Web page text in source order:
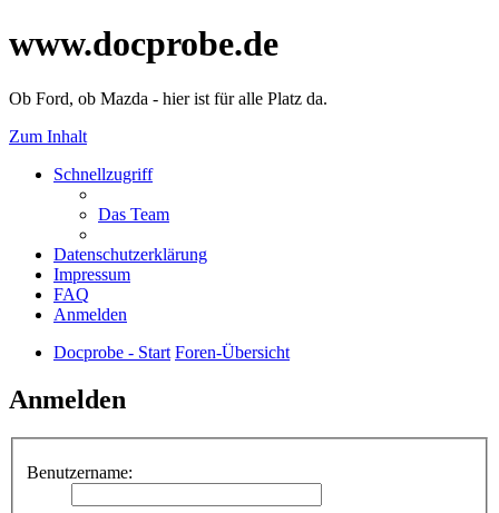
www.docprobe.de
Ob Ford, ob Mazda - hier ist für alle Platz da.
Zum Inhalt
Schnellzugriff
Das Team
Datenschutzerklärung
Impressum
FAQ
Anmelden
Docprobe - Start Foren-Übersicht
Anmelden
Benutzername: